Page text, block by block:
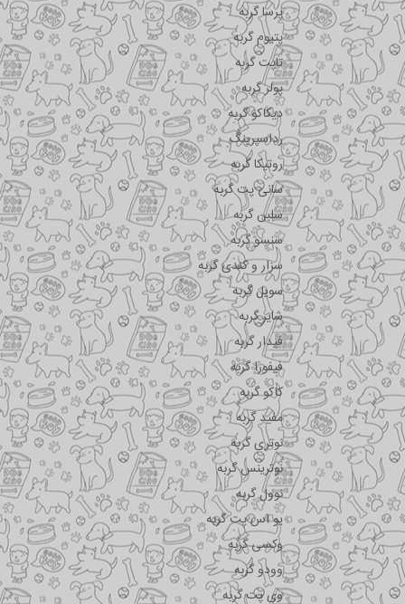
پرسا گربه
پتیوم گربه
تاپت گربه
پولر گربه
دیکاکو گربه
رداسپرینگ
روتیکا گربه
سانی پت گربه
سلبن گربه
سنسو گربه
سزار و کندی گربه
سویل گربه
شایر گربه
فیدار گربه
فیفورا گربه
کاکو گربه
مفید گربه
نوتری گربه
نوترینس گربه
نوول گربه
یو اس پت گربه
وکسی گربه
وودو گربه
وی پت گربه